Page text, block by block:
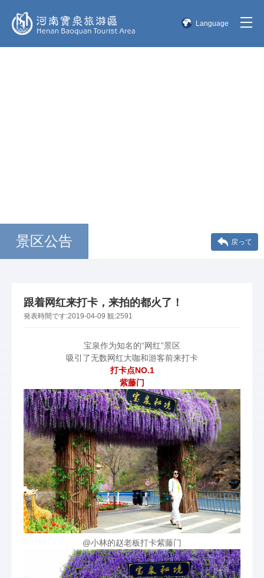
Language
景区公告 戻って
跟着网红来打卡，来拍的都火了！
発表時間です:2019-04-09 観:2591
宝泉作为知名的“网红”景区
吸引了无数网红大咖和游客前来打卡
打卡点NO.1
紫藤门
@小林的赵老板打卡紫藤门